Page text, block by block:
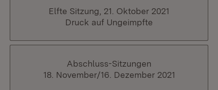
Elfte Sitzung, 21. Oktober 2021
Druck auf Ungeimpfte
Abschluss-Sitzungen
18. November/16. Dezember 2021